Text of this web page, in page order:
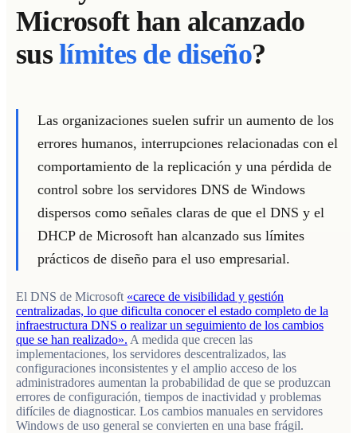
Microsoft han alcanzado
suslímites de diseño?
Las organizaciones suelen sufrir un aumento de los
errores humanos, interrupciones relacionadas con el
comportamiento de la replicación y una pérdida de
control sobre los servidores DNS de Windows
dispersos como señales claras de que el DNS y el
DHCP de Microsoft han alcanzado sus límites
prácticos de diseño para el uso empresarial.
El DNS de Microsoft «carece de visibilidad y gestión
centralizadas, lo que dificulta conocer el estado completo de la
infraestructura DNS o realizar un seguimiento de los cambios
que se han realizado». A medida que crecen las
implementaciones, los servidores descentralizados, las
configuraciones inconsistentes y el amplio acceso de los
administradores aumentan la probabilidad de que se produzcan
errores de configuración, tiempos de inactividad y problemas
difíciles de diagnosticar. Los cambios manuales en servidores
Windows de uso general se convierten en una base frágil.